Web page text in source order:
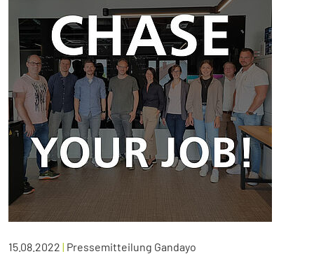
15.08.2022 | Pressemitteilung Gandayo